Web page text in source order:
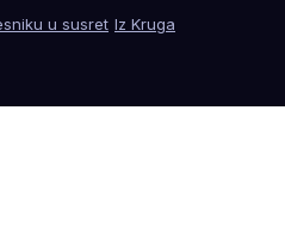
u susret Iz Kruga